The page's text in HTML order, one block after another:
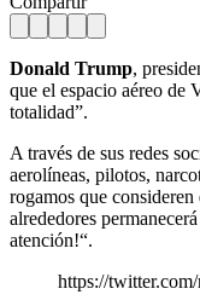
Donald Trump,
que el espacio aéreo de
totalidad”.
A través de sus redes
aerolíneas, pilotos,
rogamos que consideren
alrededores
atención!“.
https://